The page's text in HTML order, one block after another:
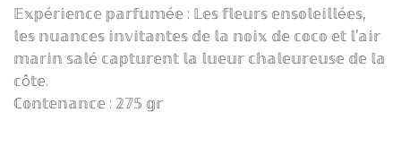
𝔼𝕩𝕡é𝕣𝕚𝕖𝕟𝕔𝕖 𝕡𝕒𝕣𝕗𝕦𝕞é𝕖 : 𝕃𝕖𝕤 𝕗𝕝𝕖𝕦𝕣𝕤 𝕖𝕟𝕤𝕠𝕝𝕖𝕚𝕝𝕝é𝕖𝕤,
𝕝𝕖𝕤 𝕟𝕦𝕒𝕟𝕔𝕖𝕤 𝕚𝕟𝕧𝕚𝕥𝕒𝕟𝕥𝕖𝕤 𝕕𝕖 𝕝𝕒 𝕟𝕠𝕚𝕩 𝕕𝕖 𝕔𝕠𝕔𝕠 𝕖𝕥 𝕝’𝕒𝕚𝕣
𝕞𝕒𝕣𝕚𝕟 𝕤𝕒𝕝é 𝕔𝕒𝕡𝕥𝕦𝕣𝕖𝕟𝕥 𝕝𝕒 𝕝𝕦𝕖𝕦𝕣 𝕔𝕙𝕒𝕝𝕖𝕦𝕣𝕖𝕦𝕤𝕖 𝕕𝕖 𝕝𝕒
𝕔ô𝕥𝕖.
ℂ𝕠𝕟𝕥𝕖𝕟𝕒𝕟𝕔𝕖 : 𝟚𝟟𝟝 𝕘𝕣